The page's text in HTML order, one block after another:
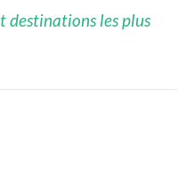
destinations les plus